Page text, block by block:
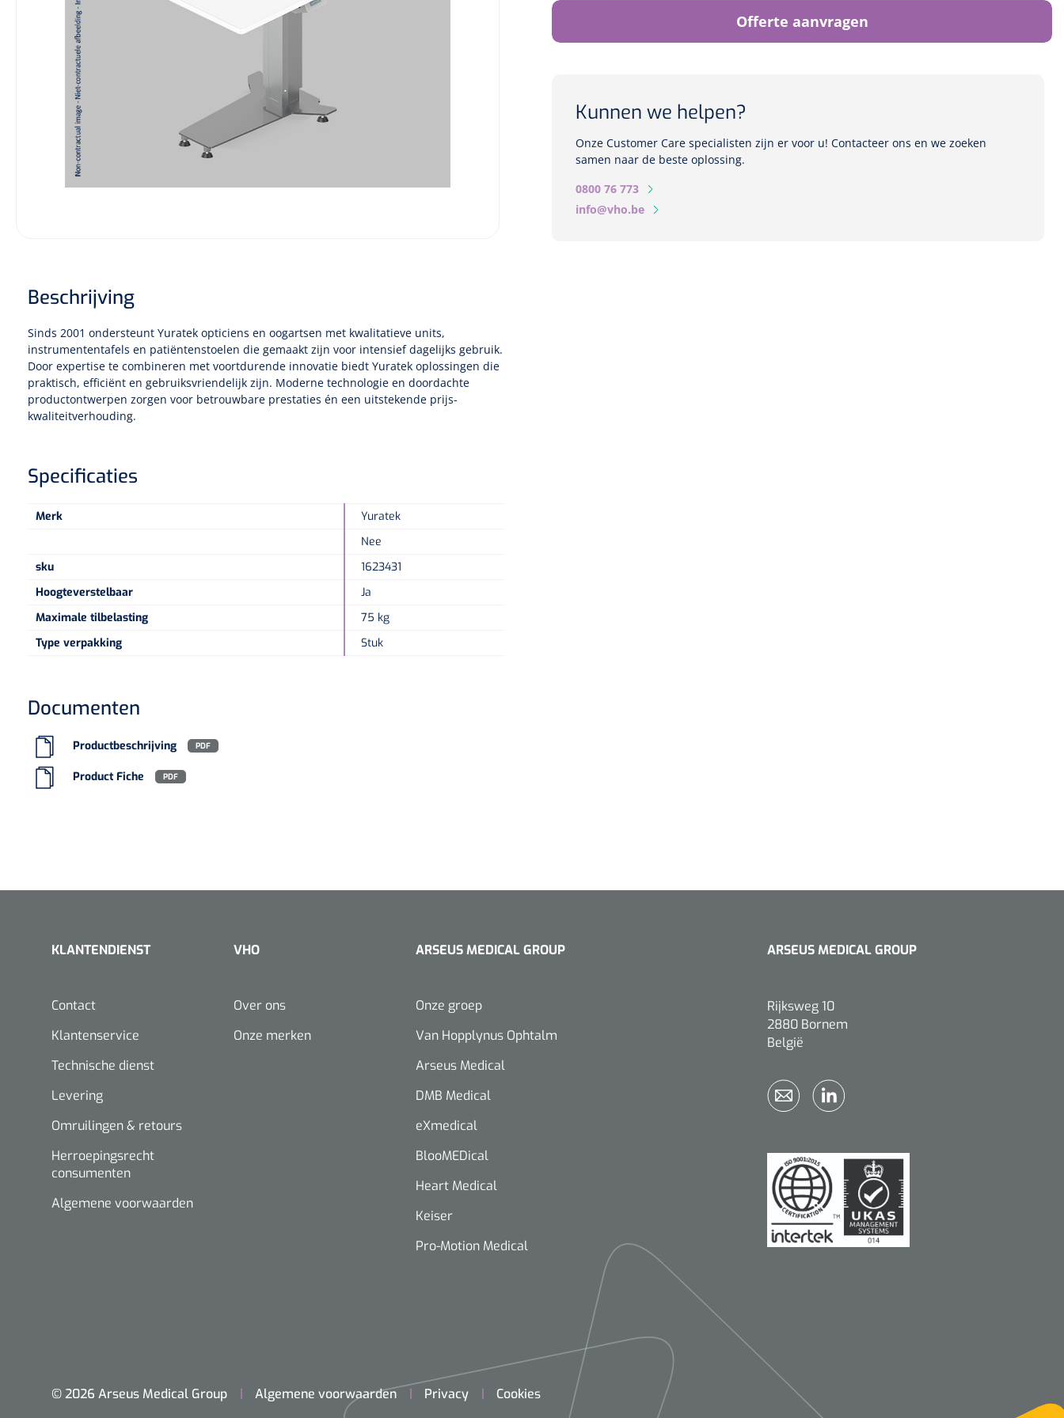
Beschrijving
Sinds 2001 ondersteunt Yuratek opticiens en oogartsen met kwalitatieve units,
instrumententafels en patiëntenstoelen die gemaakt zijn voor intensief dagelijks gebruik.
Door expertise te combineren met voortdurende innovatie biedt Yuratek oplossingen die
praktisch, efficiënt en gebruiksvriendelijk zijn. Moderne technologie en doordachte
productontwerpen zorgen voor betrouwbare prestaties én een uitstekende prijs-
kwaliteitverhouding.
Specificaties
Merk
Yuratek
Nee
sku
1623431
Hoogteverstelbaar
Ja
Maximale tilbelasting
75 kg
Type verpakking
Stuk
Documenten
Productbeschrijving PDF
Product Fiche PDF
Offerte aanvragen
Kunnen we helpen?
Onze Customer Care specialisten zijn er voor u! Contacteer ons en we zoeken
samen naar de beste oplossing.
0800 76 773
info@vho.be
KLANTENDIENST
Contact
Klantenservice
Technische dienst
Levering
Omruilingen & retours
Herroepingsrecht
consumenten
Algemene voorwaarden
VHO
Over ons
Onze merken
ARSEUS MEDICAL GROUP
Onze groep
Van Hopplynus Ophtalm
Arseus Medical
DMB Medical
eXmedical
BlooMEDical
Heart Medical
Keiser
Pro-Motion Medical
ARSEUS MEDICAL GROUP
Rijksweg 10
2880 Bornem
België
© 2026 Arseus Medical Group Algemene voorwaarden Privacy Cookies